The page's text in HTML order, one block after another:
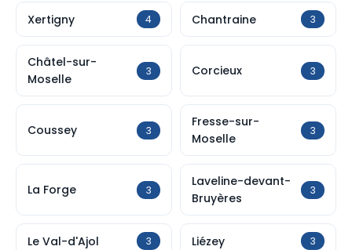
Xertigny 4 Chantraine 3
Châtel-sur-
Moselle
3 Corcieux 3
Coussey 3
Fresse-sur-
Moselle
3
La Forge 3
Laveline-devant-
Bruyères
3
Le Val-d'Ajol 3 Liézey 3